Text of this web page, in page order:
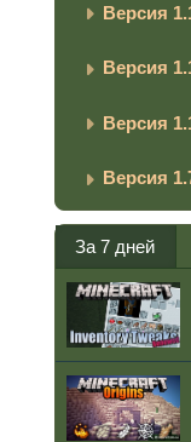
Версия
Версия
Версия
Версия
За 7 дней